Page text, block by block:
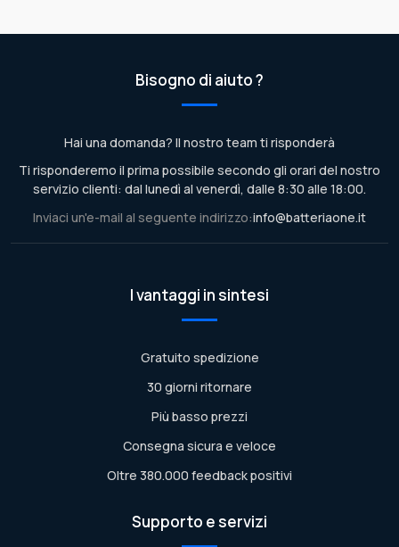
Bisogno di aiuto ?
Hai una domanda? Il nostro team ti risponderà
Ti risponderemo il prima possibile secondo gli orari del nostro
servizio clienti: dal lunedì al venerdì, dalle 8:30 alle 18:00.
Inviaci un'e-mail al seguente indirizzo:info@batteriaone.it
I vantaggi in sintesi
Gratuito spedizione
30 giorni ritornare
Più basso prezzi
Consegna sicura e veloce
Oltre 380.000 feedback positivi
Supporto e servizi